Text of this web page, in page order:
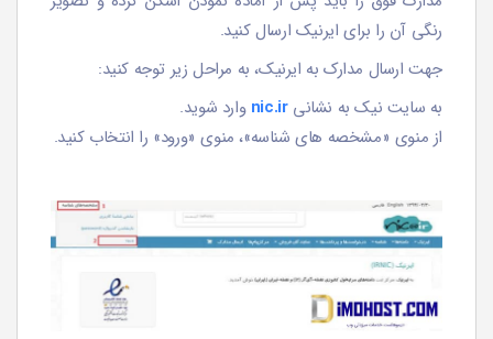
رنگی آن را برای ایرنیک ارسال کنید.
جهت ارسال مدارک به ایرنیک، به مراحل زیر توجه کنید:
به سایت نیک به نشانی nic.ir وارد شوید.
از منوی «مشخصه های شناسه»، منوی «ورود» را انتخاب کنید.